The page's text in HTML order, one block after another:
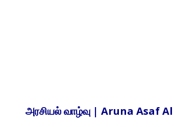
அரசியல் வாழ்வு | Aruna Asaf